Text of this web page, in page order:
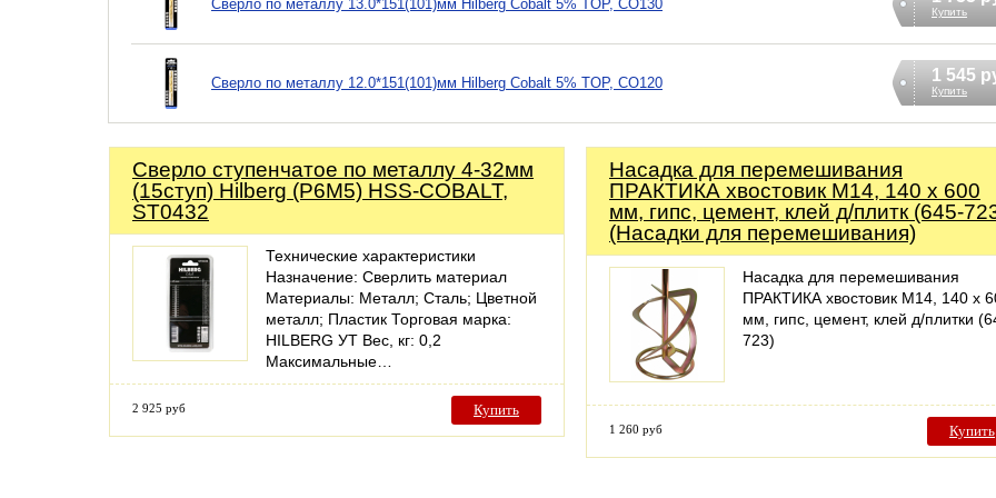
Сверло по металлу 13.0*151(101)мм Hilberg Cobalt 5% TOP, CO130 Купить
Сверло по металлу 12.0*151(101)мм Hilberg Cobalt 5% TOP, CO120 1 545
Купить
Сверло ступенчатое по металлу 4-32мм
(15ступ) Hilberg (Р6М5) HSS-COBALT,
ST0432
Технические характеристики
Назначение: Сверлить материал
Материалы: Металл; Сталь; Цветной
металл; Пластик Торговая марка:
HILBERG УТ Вес, кг: 0,2
Максимальные…
2 925 руб Купить
Насадка для перемешивания
ПРАКТИКА хвостовик М14, 140 х 600
мм, гипс, цемент, клей д/плитк (645-
(Насадки для перемешивания)
Насадка для перемешивания
ПРАКТИКА хвостовик М14, 140 х
мм, гипс, цемент, клей д/плитки
723)
1 260 руб Купить